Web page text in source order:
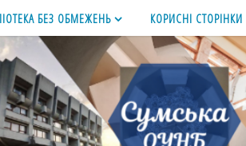
БЕЗ ОБМЕЖЕНЬ КОРИСНІ СТОРІНКИ